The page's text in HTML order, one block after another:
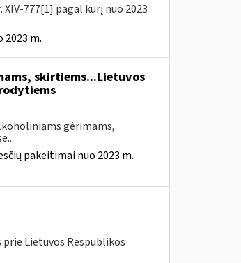
777[1] pagal kurį nuo 2023
2023 m.
skirtiems...Lietuvos
gėrimams,
pakeitimai nuo 2023 m.
prie Lietuvos Respublikos